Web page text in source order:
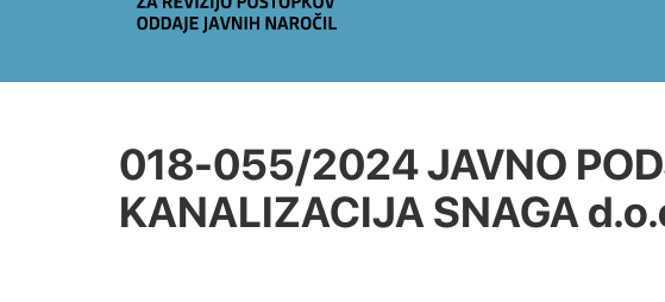
018-055/2024 JAVNO
KANALIZACIJA SNAGA